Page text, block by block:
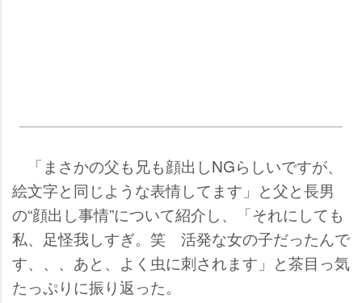
「まさかの父も兄も顔出しNGらしいですが、
絵文字と同じような表情してます」と父と長男
の“顔出し事情”について紹介し、「それにしても
私、足怪我しすぎ。笑 活発な女の子だったんで
す、、、あと、よく虫に刺されます」と茶目っ気
たっぷりに振り返った。